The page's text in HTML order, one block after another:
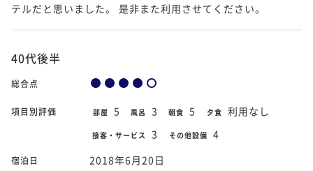
テルだと思いました。 是非また利用させてください。
40代後半
総合点
項目別評価 部屋 5 風呂 3 朝食 5 夕食 利用なし
接客・サービス 3 その他設備 4
宿泊日 2018年6月20日